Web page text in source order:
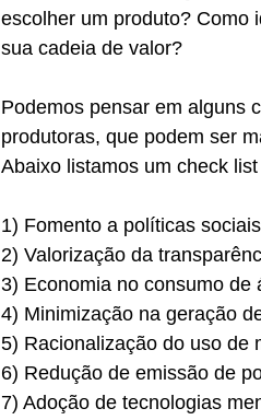
escolher um produto? Como
sua cadeia de valor?
Podemos pensar em alguns
produtoras, que podem ser
Abaixo listamos um check
1) Fomento a políticas
2) Valorização da
3) Economia no consumo de
4) Minimização na geração
5) Racionalização do uso de
6) Redução de emissão de
7) Adoção de tecnologias